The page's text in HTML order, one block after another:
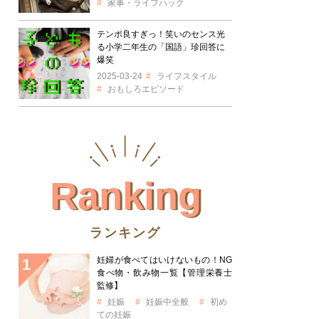
家事・ライフハック
テンポ良すぎっ！笑いのセンス光
る小学二年生の「国語」珍回答に
爆笑
2025-03-24
ライフスタイル
おもしろエピソード
Ranking
ランキング
妊婦が食べてはいけないもの！NG
食べ物・飲み物一覧【管理栄養士
監修】
妊娠
妊娠中全般
初め
ての妊娠